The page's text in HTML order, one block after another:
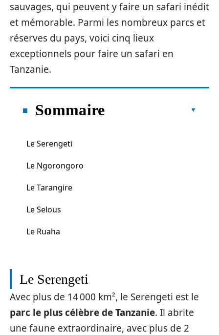
sauvages, qui peuvent y faire un safari inédit
et mémorable. Parmi les nombreux parcs et
réserves du pays, voici cinq lieux
exceptionnels pour faire un safari en
Tanzanie.
Sommaire
Le Serengeti
Le Ngorongoro
Le Tarangire
Le Selous
Le Ruaha
Le Serengeti
Avec plus de 14 000 km², le Serengeti est le
parc le plus célèbre de Tanzanie. Il abrite
une faune extraordinaire, avec plus de 2